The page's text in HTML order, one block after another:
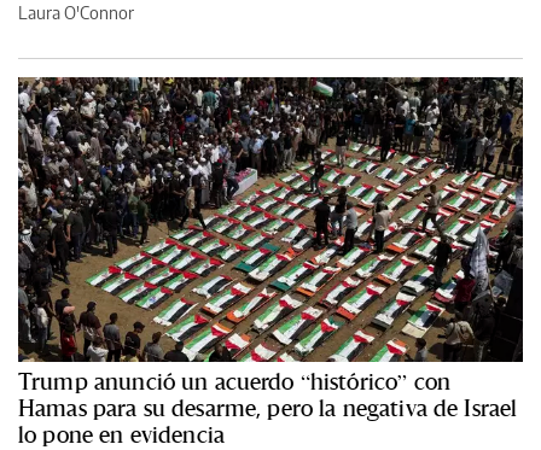
Laura O'Connor
Trump anunció un acuerdo “histórico” con
Hamas para su desarme, pero la negativa de Israel
lo pone en evidencia